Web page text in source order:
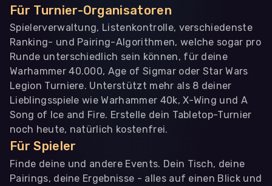
Für Turnier-Organisatoren
Spielerverwaltung, Listenkontrolle, verschiedenste
Ranking- und Pairing-Algorithmen, welche sogar pro
Runde unterschiedlich sein können, für deine
Warhammer 40.000, Age of Sigmar oder Star Wars
Legion Turniere. Unterstützt mehr als 8 deiner
Lieblingsspiele wie Warhammer 40k, X-Wing und A
Song of Ice and Fire. Erstelle dein Tabletop-Turnier
noch heute, natürlich kostenfrei.
Für Spieler
Finde deine und andere Events. Dein Tisch, deine
Pairings, deine Ergebnisse - alles auf einen Blick und